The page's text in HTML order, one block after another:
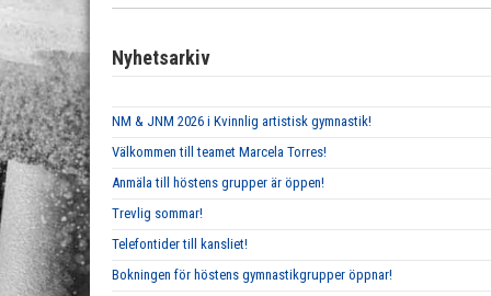
Nyhetsarkiv
NM & JNM 2026 i Kvinnlig artistisk gymnastik!
Välkommen till teamet Marcela Torres!
Anmäla till höstens grupper är öppen!
Trevlig sommar!
Telefontider till kansliet!
Bokningen för höstens gymnastikgrupper öppnar!